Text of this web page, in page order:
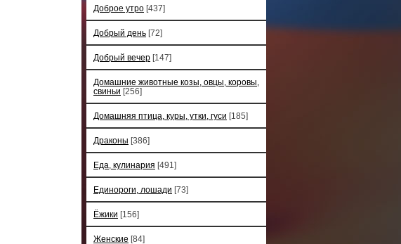
Доброе утро [437]
Добрый день [72]
Добрый вечер [147]
Домашние животные козы, овцы, коровы,
свиньи [256]
Домашняя птица, куры, утки, гуси [185]
Драконы [386]
Еда, кулинария [491]
Единороги, лошади [73]
Ёжики [156]
Женские [84]